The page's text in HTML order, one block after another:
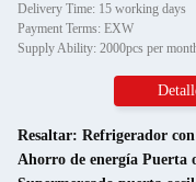
Delivery Time: 15 working days
Payment Terms: EXW
Supply Ability: 2000pcs per
Resaltar: Refrigerador
Ahorro de energía Puerta